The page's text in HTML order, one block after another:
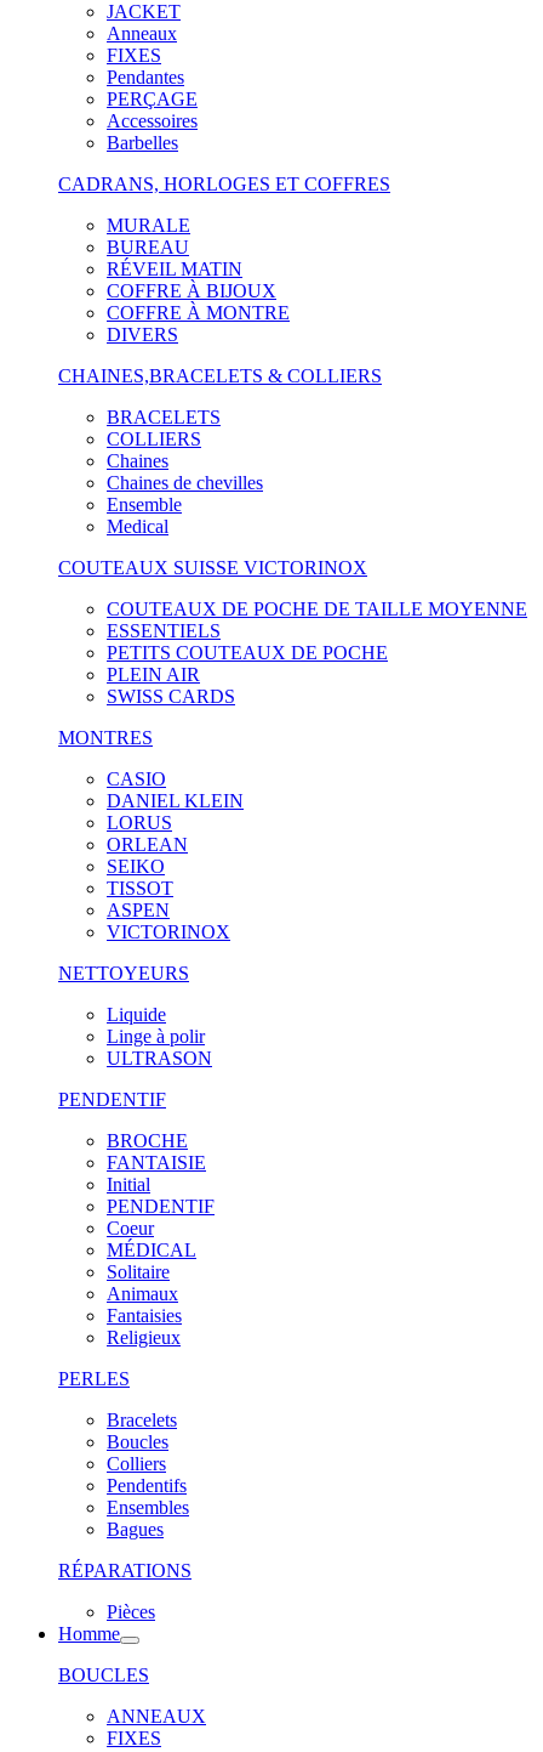
JACKET
Anneaux
FIXES
Pendantes
PERÇAGE
Accessoires
Barbelles
CADRANS, HORLOGES ET COFFRES
MURALE
BUREAU
RÉVEIL MATIN
COFFRE À BIJOUX
COFFRE À MONTRE
DIVERS
CHAINES,BRACELETS & COLLIERS
BRACELETS
COLLIERS
Chaines
Chaines de chevilles
Ensemble
Medical
COUTEAUX SUISSE VICTORINOX
COUTEAUX DE POCHE DE TAILLE MOYENNE
ESSENTIELS
PETITS COUTEAUX DE POCHE
PLEIN AIR
SWISS CARDS
MONTRES
CASIO
DANIEL KLEIN
LORUS
ORLEAN
SEIKO
TISSOT
ASPEN
VICTORINOX
NETTOYEURS
Liquide
Linge à polir
ULTRASON
PENDENTIF
BROCHE
FANTAISIE
Initial
PENDENTIF
Coeur
MÉDICAL
Solitaire
Animaux
Fantaisies
Religieux
PERLES
Bracelets
Boucles
Colliers
Pendentifs
Ensembles
Bagues
RÉPARATIONS
Pièces
Homme
BOUCLES
ANNEAUX
FIXES